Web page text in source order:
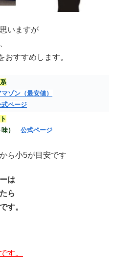
いますが
おすすめします。
マゾン（最安値）
式ページ
味） 公式ページ
ら小5が目安です
は
ら
す。
す。